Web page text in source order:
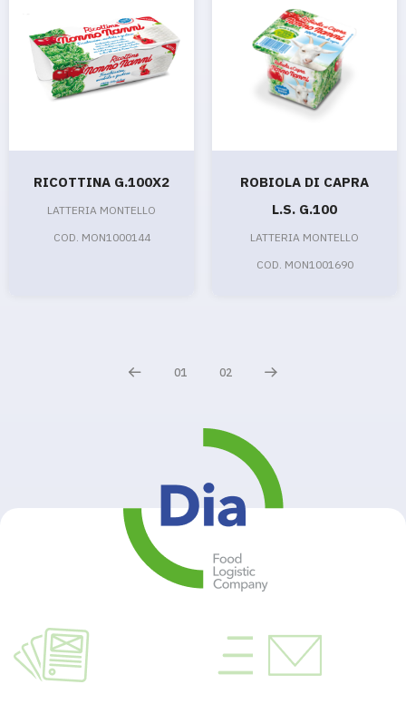
RICOTTINA G.100X2
LATTERIA MONTELLO
COD. MON1000144
ROBIOLA DI CAPRA
L.S. G.100
LATTERIA MONTELLO
COD. MON1001690
01 02